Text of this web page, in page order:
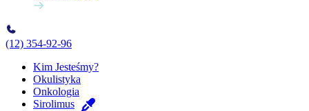
(12) 354-92-96
Kim Jesteśmy?
Okulistyka
Onkologia
Sirolimus